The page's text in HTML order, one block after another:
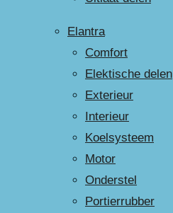
Elantra
Comfort
Elektische delen
Exterieur
Interieur
Koelsysteem
Motor
Onderstel
Portierrubber